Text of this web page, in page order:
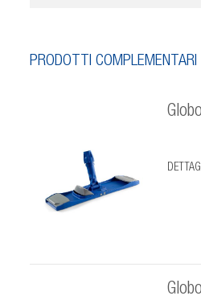
PRODOTTI COMPLEMENTARI
Globo